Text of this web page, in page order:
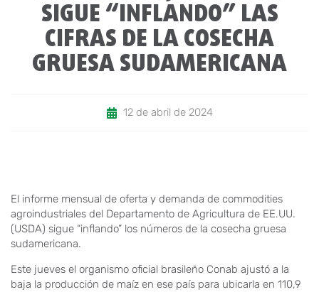
SIGUE “INFLANDO” LAS
CIFRAS DE LA COSECHA
GRUESA SUDAMERICANA
12 de abril de 2024
El informe mensual de oferta y demanda de commodities
agroindustriales del Departamento de Agricultura de EE.UU.
(USDA) sigue “inflando” los números de la cosecha gruesa
sudamericana.
Este jueves el organismo oficial brasileño Conab ajustó a la
baja la producción de maíz en ese país para ubicarla en 110,9